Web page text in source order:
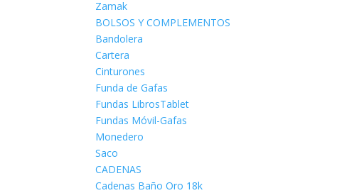
Zamak
BOLSOS Y COMPLEMENTOS
Bandolera
Cartera
Cinturones
Funda de Gafas
Fundas LibrosTablet
Fundas Móvil-Gafas
Monedero
Saco
CADENAS
Cadenas Baño Oro 18k